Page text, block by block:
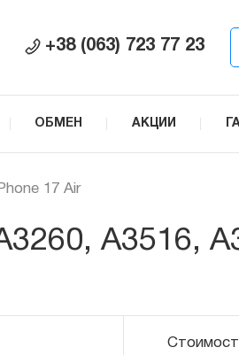
+38 (063) 723 77 23
ОБМЕН АКЦИИ
17 Air
A3516,